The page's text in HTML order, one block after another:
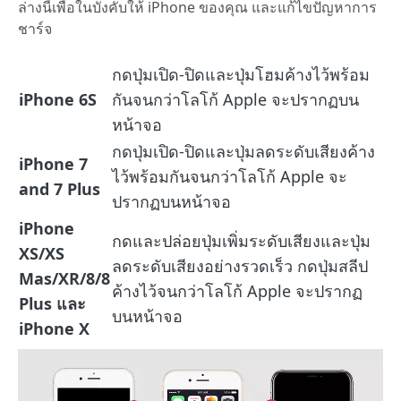
ล่างนี้เพื่อในบังคับให้ iPhone ของคุณ และแก้ไขปัญหาการ
ชาร์จ
iPhone 6S
กดปุ่มเปิด-ปิดและปุ่มโฮมค้างไว้พร้อม
กันจนกว่าโลโก้ Apple จะปรากฏบน
หน้าจอ
iPhone 7
and 7 Plus
กดปุ่มเปิด-ปิดและปุ่มลดระดับเสียงค้าง
ไว้พร้อมกันจนกว่าโลโก้ Apple จะ
ปรากฏบนหน้าจอ
iPhone
XS/XS
Mas/XR/8/8
Plus และ
iPhone X
กดและปล่อยปุ่มเพิ่มระดับเสียงและปุ่ม
ลดระดับเสียงอย่างรวดเร็ว กดปุ่มสลีป
ค้างไว้จนกว่าโลโก้ Apple จะปรากฏ
บนหน้าจอ